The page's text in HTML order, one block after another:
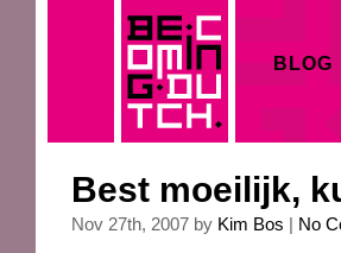
BLOG
Best moeilijk,
Nov 27th, 2007 by Kim Bos | No